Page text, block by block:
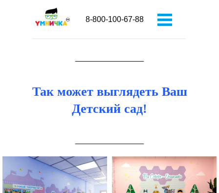
8-800-100-67-88
Так может выглядеть Ваш
Детский сад!